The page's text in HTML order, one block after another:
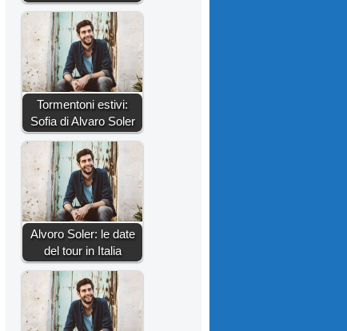
Tormentoni estivi:
Sofia di Alvaro Soler
Alvoro Soler: le date
del tour in Italia